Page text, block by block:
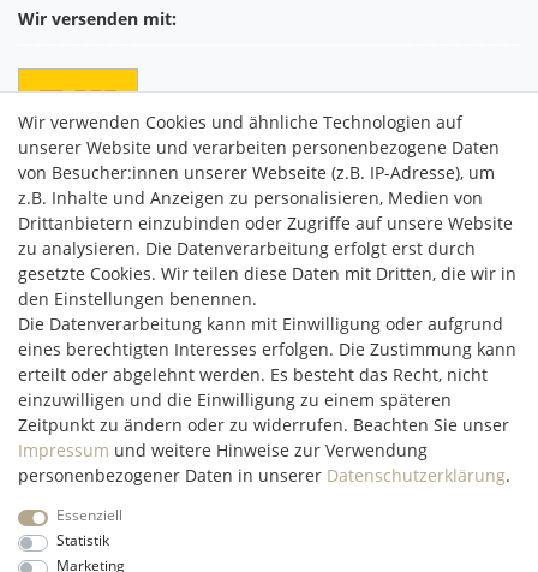
Wir versenden mit:
C2M COMMERCE GmbH
Hüttenheim 119
97348 Willanzheim
Mo-Fr: 09:00 - 14:00 Uhr
service@c2m-commerce.com
Persönlich:093 26 - 97 97 90
Impressum
Wir verwenden Cookies und ähnliche Technologien auf
unserer Website und verarbeiten personenbezogene Daten
von Besucher:innen unserer Webseite (z.B. IP-Adresse), um
z.B. Inhalte und Anzeigen zu personalisieren, Medien von
Drittanbietern einzubinden oder Zugriffe auf unsere Website
zu analysieren. Die Datenverarbeitung erfolgt erst durch
gesetzte Cookies. Wir teilen diese Daten mit Dritten, die wir in
den Einstellungen benennen.
Die Datenverarbeitung kann mit Einwilligung oder aufgrund
eines berechtigten Interesses erfolgen. Die Zustimmung kann
erteilt oder abgelehnt werden. Es besteht das Recht, nicht
einzuwilligen und die Einwilligung zu einem späteren
Zeitpunkt zu ändern oder zu widerrufen. Beachten Sie unser
Impressum und weitere Hinweise zur Verwendung
personenbezogener Daten in unserer Daten­schutz­erklärung.
Essenziell
Statistik
Marketing